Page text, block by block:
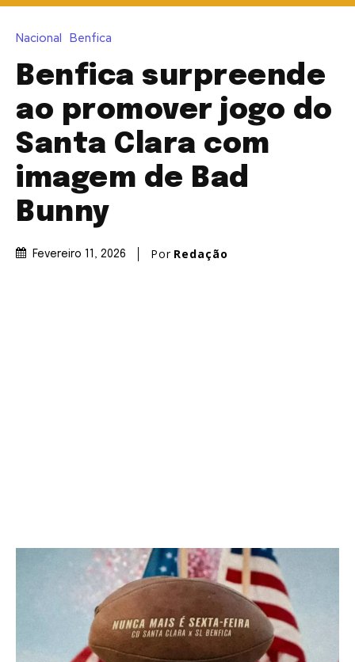
Nacional Benfica
Benfica surpreende
ao promover jogo do
Santa Clara com
imagem de Bad
Bunny
Fevereiro 11, 2026 Por Redação